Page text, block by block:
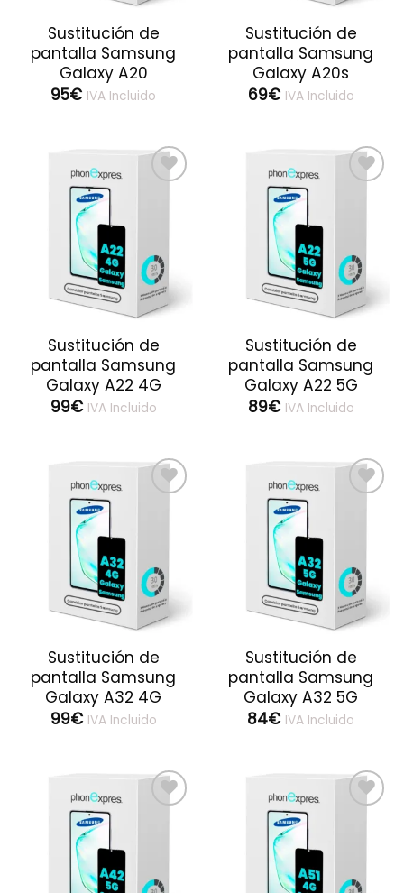
Sustitución de
pantalla Samsung
Galaxy A20
95€ IVA Incluido
Sustitución de
pantalla Samsung
Galaxy A20s
69€ IVA Incluido
Sustitución de
pantalla Samsung
Galaxy A22 4G
99€ IVA Incluido
Sustitución de
pantalla Samsung
Galaxy A22 5G
89€ IVA Incluido
Sustitución de
pantalla Samsung
Galaxy A32 4G
99€ IVA Incluido
Sustitución de
pantalla Samsung
Galaxy A32 5G
84€ IVA Incluido